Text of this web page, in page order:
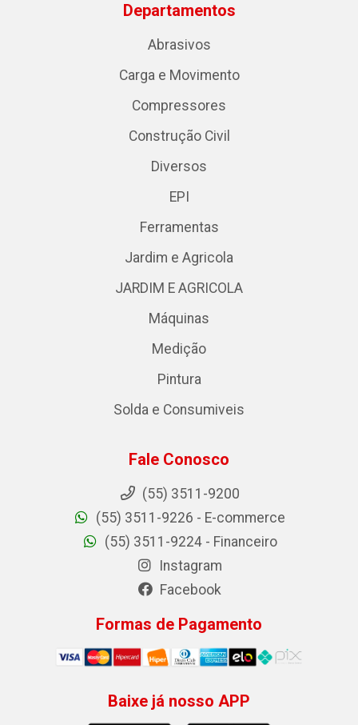
Departamentos
Abrasivos
Carga e Movimento
Compressores
Construção Civil
Diversos
EPI
Ferramentas
Jardim e Agricola
JARDIM E AGRICOLA
Máquinas
Medição
Pintura
Solda e Consumiveis
Fale Conosco
(55) 3511-9200
(55) 3511-9226 - E-commerce
(55) 3511-9224 - Financeiro
Instagram
Facebook
Formas de Pagamento
Baixe já nosso APP